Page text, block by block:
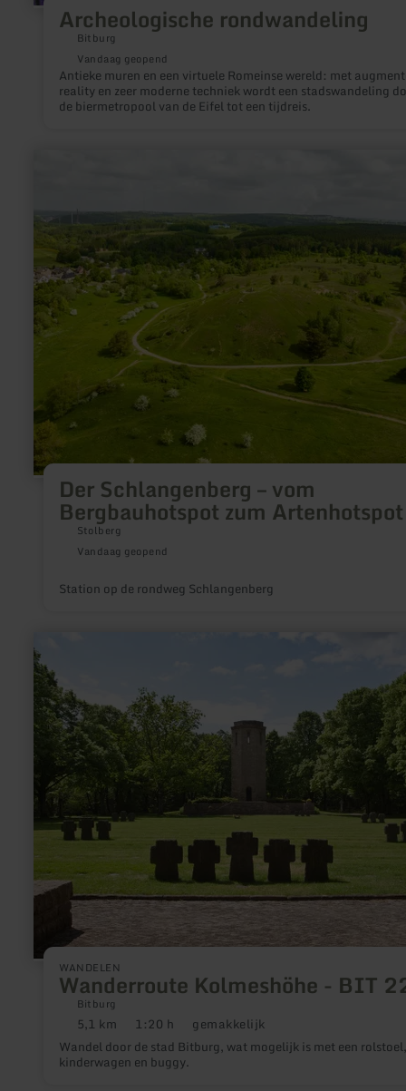
Archeologische rondwandeling
Bitburg
Vandaag geopend
Antieke muren en een virtuele Romeinse wereld: met
reality en zeer moderne techniek wordt een stadswandeling
de biermetropool van de Eifel tot een tijdreis.
Der Schlangenberg – vom
Bergbauhotspot zum Artenhotspot
Stolberg
Vandaag geopend
Station op de rondweg Schlangenberg
Schlangenberg
Bergbauhotspot
zum
Artenhotspot
WANDELEN
Wanderroute Kolmeshöhe - BIT
Bitburg
Afstand:
5,1 km Duur:
1:20 h Moeilijkheidsgraad:
gemakkelijk
Wandel door de stad Bitburg, wat mogelijk is met een rolstoel,
kinderwagen en buggy.
informatie
over:
Wanderroute
Kolmeshöhe
BIT